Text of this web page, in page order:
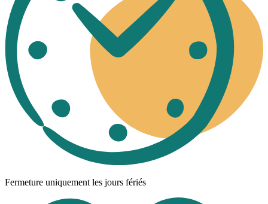
Fermeture uniquement les jours fériés